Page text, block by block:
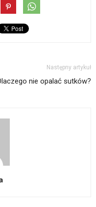
Następny artykuł
nie opalać sutków?